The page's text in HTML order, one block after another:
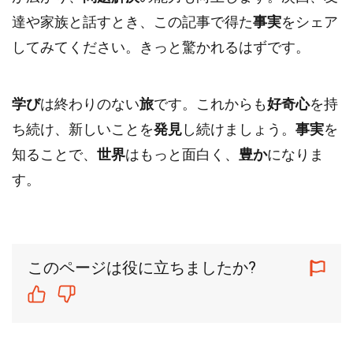
達や家族と話すとき、この記事で得た事実をシェア
してみてください。きっと驚かれるはずです。
学びは終わりのない旅です。これからも好奇心を持
ち続け、新しいことを発見し続けましょう。 事実を
知ることで、 世界はもっと面白く、 豊かになりま
す。
このページは役に立ちましたか?